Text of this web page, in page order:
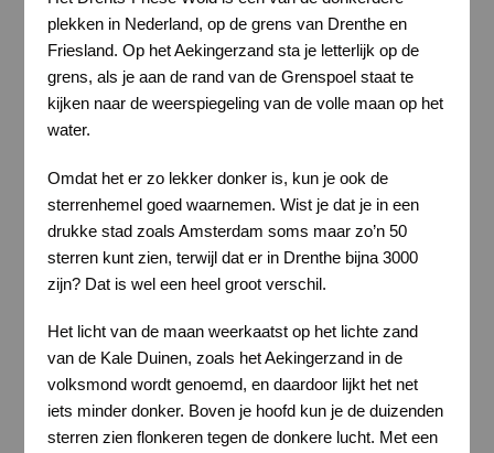
plekken in Nederland, op de grens van Drenthe en
Friesland. Op het Aekingerzand sta je letterlijk op de
grens, als je aan de rand van de Grenspoel staat te
kijken naar de weerspiegeling van de volle maan op het
water.
Omdat het er zo lekker donker is, kun je ook de
sterrenhemel goed waarnemen. Wist je dat je in een
drukke stad zoals Amsterdam soms maar zo’n 50
sterren kunt zien, terwijl dat er in Drenthe bijna 3000
zijn? Dat is wel een heel groot verschil.
Het licht van de maan weerkaatst op het lichte zand
van de Kale Duinen, zoals het Aekingerzand in de
volksmond wordt genoemd, en daardoor lijkt het net
iets minder donker. Boven je hoofd kun je de duizenden
sterren zien flonkeren tegen de donkere lucht. Met een